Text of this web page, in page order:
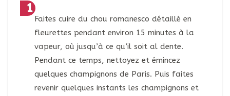
Faites cuire du chou romanesco détaillé en
fleurettes pendant environ 15 minutes à la
vapeur, où jusqu’à ce qu’il soit al dente.
Pendant ce temps, nettoyez et émincez
quelques champignons de Paris. Puis faites
revenir quelques instants les champignons et